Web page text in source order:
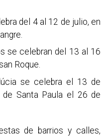
del 4 al 12 de julio, en
se celebran del 13 al 16
Roque.
se celebra el 13 de
Santa Paula el 26 de
de barrios y calles,